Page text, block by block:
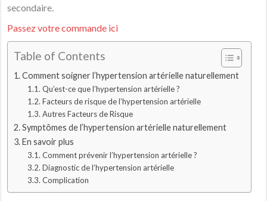
secondaire.
Passez votre commande ici
Table of Contents
Comment soigner l’hypertension artérielle naturellement
Qu’est-ce que l’hypertension artérielle ?
Facteurs de risque de l’hypertension artérielle
Autres Facteurs de Risque
Symptômes de l’hypertension artérielle naturellement
En savoir plus
Comment prévenir l’hypertension artérielle ?
Diagnostic de l’hypertension artérielle
Complication